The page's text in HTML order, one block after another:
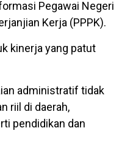
Pegawai Negeri
Kerja (PPPK).
kinerja yang patut
administratif tidak
riil di daerah,
pendidikan dan